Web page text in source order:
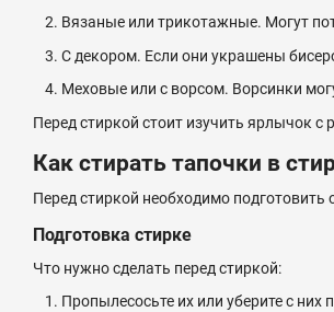
Вязаные или трикотажные. Могут
С декором. Если они украшены
Меховые или с ворсом. Ворсинки
Перед стиркой стоит изучить ярлычок с
Как стирать тапочки в
Перед стиркой необходимо
Подготовка стирке
Что нужно сделать перед стиркой:
Пропылесосьте их или уберите с них